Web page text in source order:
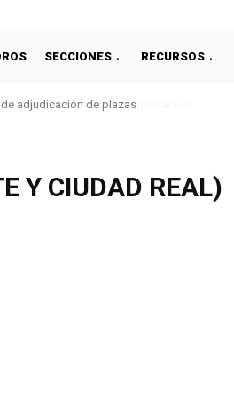
SECCIONES RECURSOS
adjudicación de plazas
semana de adjudicación
Y CIUDAD REAL)